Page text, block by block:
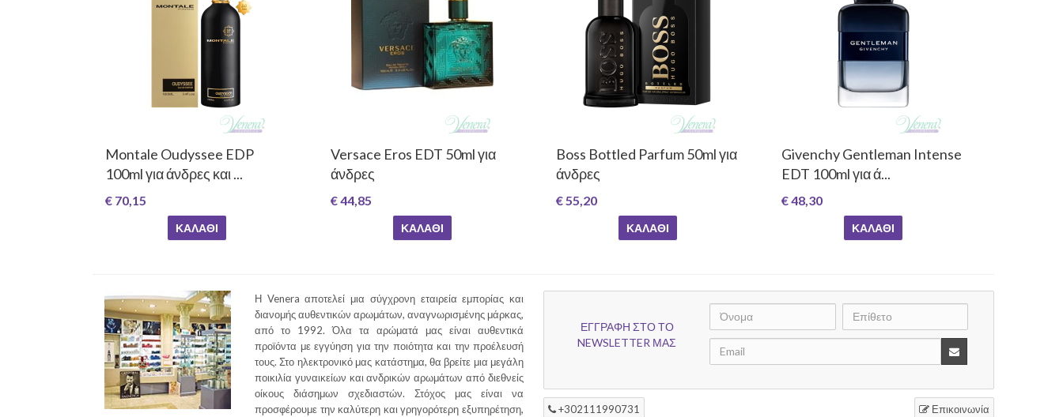
Montale Oudyssee EDP
100ml για άνδρες και ...
€ 70,15
ΚΑΛΆΘΙ
Versace Eros EDT 50ml για
άνδρες
€ 44,85
ΚΑΛΆΘΙ
Boss Bottled Parfum 50ml για
άνδρες
€ 55,20
ΚΑΛΆΘΙ
Givenchy Gentleman Intense
EDT 100ml για ά...
€ 48,30
ΚΑΛΆΘΙ
Η Venera αποτελεί μια σύγχρονη εταιρεία εμπορίας και
διανομής αυθεντικών αρωμάτων, αναγνωρισμένης μάρκας,
από το 1992. Όλα τα αρώματά μας είναι αυθεντικά
προϊόντα με εγγύηση για την ποιότητα και την προέλευσή
τους. Στο ηλεκτρονικό μας κατάστημα, θα βρείτε μια μεγάλη
ποικιλία γυναικείων και ανδρικών αρωμάτων από διεθνείς
οίκους διάσημων σχεδιαστών. Στόχος μας είναι να
προσφέρουμε την καλύτερη και γρηγορότερη εξυπηρέτηση,
ΕΓΓΡΑΦΗ ΣΤΟ ΤΟ
NEWSLETTER ΜΑΣ
+302111990731 Επικοινωνία